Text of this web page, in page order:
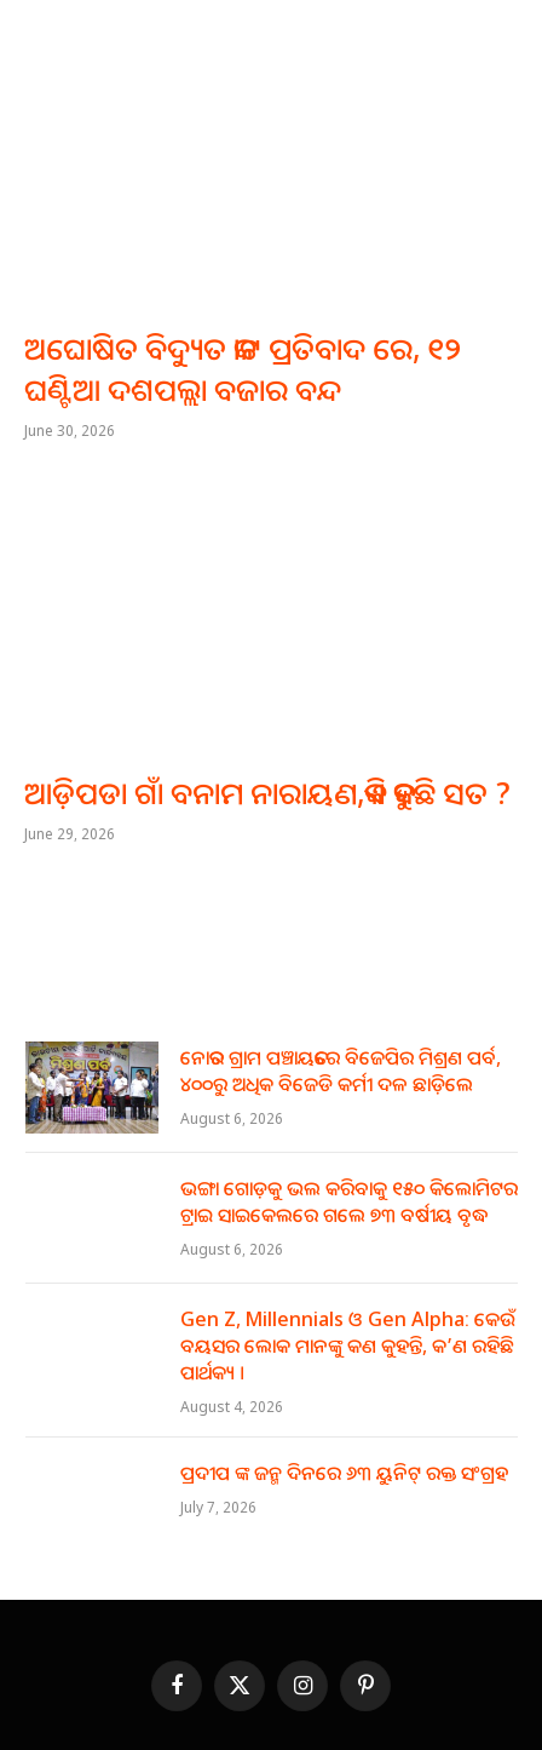
ଅଘୋଷିତ ବିଦ୍ୟୁତ କାଟ ପ୍ରତିବାଦ ରେ, ୧୨
ଘଣ୍ଟିଆ ଦଶପଲ୍ଲା ବଜାର ବନ୍ଦ
June 30, 2026
ଆଡ଼ିପଡା ଗାଁ ବନାମ ନାରାୟଣ,କିଏ କହୁଛି ସତ ?
June 29, 2026
ନୋତର ଗ୍ରାମ ପଞ୍ଚାୟତରେ ବିଜେପିର ମିଶ୍ରଣ ପର୍ବ,
୪୦୦ରୁ ଅଧିକ ବିଜେଡି କର୍ମୀ ଦଳ ଛାଡ଼ିଲେ
August 6, 2026
ଭଙ୍ଗା ଗୋଡ଼କୁ ଭଲ କରିବାକୁ ୧୫୦ କିଲୋମିଟର
ଟ୍ରାଇ ସାଇକେଲରେ ଗଲେ ୭୩ ବର୍ଷୀୟ ବୃଦ୍ଧ
August 6, 2026
Gen Z, Millennials ଓ Gen Alpha: କେଉଁ
ବୟସର ଲୋକ ମାନଙ୍କୁ କଣ କୁହନ୍ତି, କ’ଣ ରହିଛି
ପାର୍ଥକ୍ୟ ।
August 4, 2026
ପ୍ରଦୀପ ଙ୍କ ଜନ୍ମ ଦିନରେ ୬୩ ୟୁନିଟ୍ ରକ୍ତ ସଂଗ୍ରହ
July 7, 2026
FacebookX
(Twitter)
InstagramPinterest